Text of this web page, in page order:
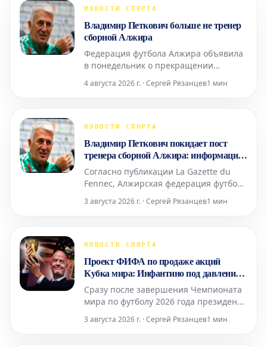
правильными. "Лиону" теперь
матче, чтобы иметь шанс сыграть в
стыковых играх
НОВОСТИ СПОРТА
Владимир Петкович больше не тренер
сборной Алжира
Федерация футбола Алжира объявила
в понедельник о прекращении
Петковичем. Бывший наставник
его руководством команда дошла до
наций (CAN) и вышла в 1/8 финала
Чемпио
4 августа 2026 г. · Сергей Рязанцев1 мин
НОВОСТИ СПОРТА
Владимир Петкович покидает пост
тренера сборной Алжира: информация
СМИ
Согласно публикации La Gazette du
Fennec, Алжирская федерация футбола
контракта с Владимиром Петковичем.
Это решение последовало через
сборной Алжира из 1/8 финала с
миним
3 августа 2026 г. · Сергей Рязанцев1 мин
НОВОСТИ СПОРТА
Проект ФИФА по продаже акций
Кубка мира: Инфантино под давлением
критики, УЕФА выражает
недовольство
Сразу после завершения Чемпионата
мира по футболу 2026 года президент
столкнулся с волной критики.
3 августа 2026 г. · Сергей Рязанцев1 мин